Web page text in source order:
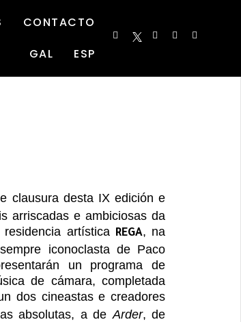
CONTACTO
GAL
ESP
clausura desta IX edición e
arriscadas e ambiciosas da
artística REGA, na
iconoclasta de Paco
un programa de
de cámara, completada
dos cineastas e creadores
absolutas, a de Arder, de